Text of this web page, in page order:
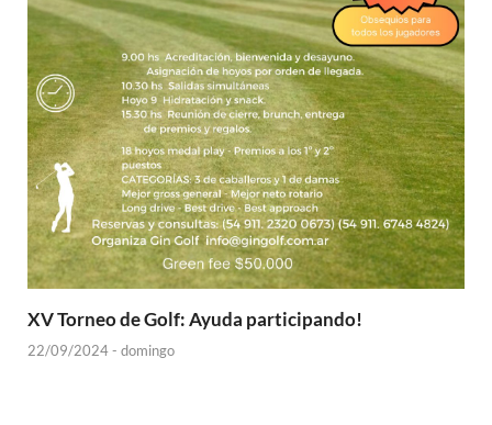
XV Torneo de Golf: Ayuda participando!
22/09/2024 - domingo